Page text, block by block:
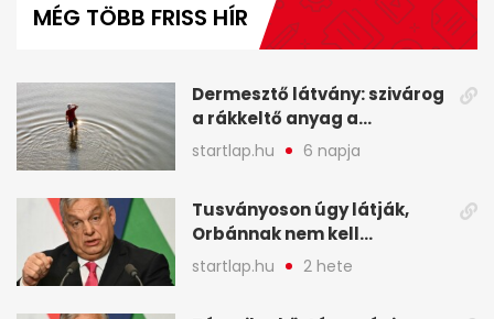
minute,
MÉG TÖBB FRISS HÍR
Dermesztő látvány: szivárog
a rákkeltő anyag a
kiszáradó Dunába
Budapesten - A hét
képekben
startlap.hu 6 napja
Tusványoson úgy látják,
Orbánnak nem kell
változtatnia - A hét
legfontosabb hírei
startlap.hu 2 hete